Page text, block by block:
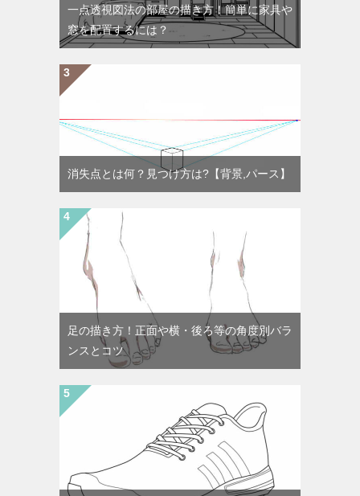
一点透視図法の部屋の描き方！簡単に家具や
窓を配置するには？
消失点とは何？見つけ方は?【背景,パース】
足の描き方！正面や横・後ろ等の角度別バラ
ンスとコツ